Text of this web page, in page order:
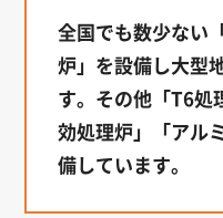
全国でも数少ない
炉」を設備し大型
す。その他「T6処
効処理炉」「アル
備しています。